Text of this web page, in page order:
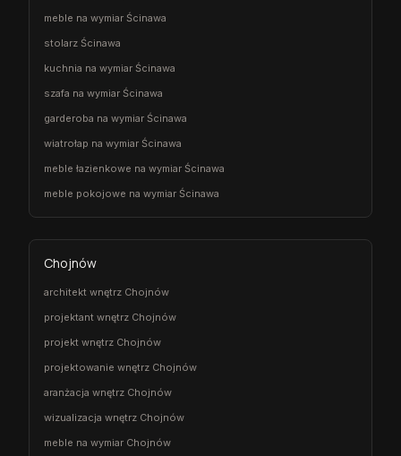
meble na wymiar Ścinawa
stolarz Ścinawa
kuchnia na wymiar Ścinawa
szafa na wymiar Ścinawa
garderoba na wymiar Ścinawa
wiatrołap na wymiar Ścinawa
meble łazienkowe na wymiar Ścinawa
meble pokojowe na wymiar Ścinawa
Chojnów
architekt wnętrz Chojnów
projektant wnętrz Chojnów
projekt wnętrz Chojnów
projektowanie wnętrz Chojnów
aranżacja wnętrz Chojnów
wizualizacja wnętrz Chojnów
meble na wymiar Chojnów